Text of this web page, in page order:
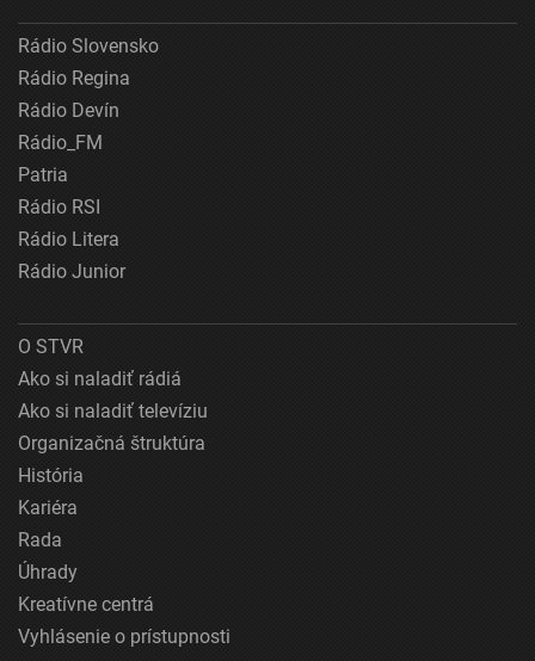
Rádio Slovensko
Rádio Regina
Rádio Devín
Rádio_FM
Patria
Rádio RSI
Rádio Litera
Rádio Junior
O STVR
Ako si naladiť rádiá
Ako si naladiť televíziu
Organizačná štruktúra
História
Kariéra
Rada
Úhrady
Kreatívne centrá
Vyhlásenie o prístupnosti